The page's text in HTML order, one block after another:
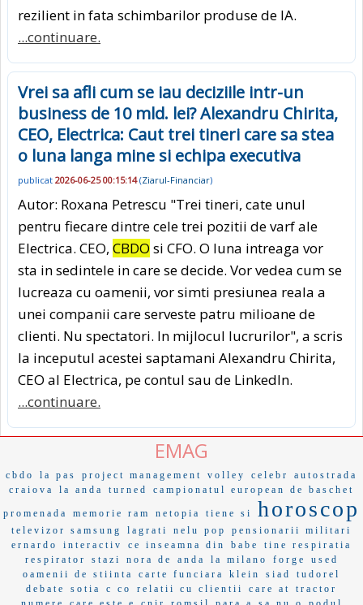
rezilient in fata schimbarilor produse de IA.
...continuare.
Vrei sa afli cum se iau deciziile intr-un
business de 10 mld. lei? Alexandru Chirita,
CEO, Electrica: Caut trei tineri care sa stea
o luna langa mine si echipa executiva
publicat 2026-06-25 00:15:14(Ziarul-Financiar)
Autor: Roxana Petrescu "Trei tineri, cate unul
pentru fiecare dintre cele trei pozitii de varf ale
Electrica. CEO, CBDO si CFO. O luna intreaga vor
sta in sedintele in care se decide. Vor vedea cum se
lucreaza cu oamenii, vor simti presiunea reala a
unei companii care serveste patru milioane de
clienti. Nu spectatori. In mijlocul lucrurilor", a scris
la inceputul acestei saptamani Alexandru Chirita,
CEO al Electrica, pe contul sau de LinkedIn.
...continuare.
EMAG
cbdo la pas project management volley celebr
autostrada
craiova
la anda turned campionatul european de baschet
promenada memorie ram netopia tiene si horoscop
televizor samsung lagrati nelu pop
pensionarii militari
ernardo
interactiv ce inseamna din babe
tine respiratia
respirator
stazi nora de anda la milano forge
used
oamenii de stiinta
carte funciara klein siad
tudorel
debate
sotia c co relatii cu clientii care at
tractor